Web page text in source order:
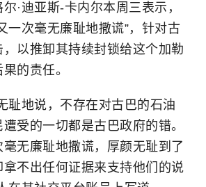
·迪亚斯-卡内尔本周三表示，
一次毫无廉耻地撒谎”，针对古
，以推卸其持续封锁给这个加勒
的责任。
耻地说，不存在对古巴的石油
受的一切都是古巴政府的错。
无廉耻地撒谎，厚颜无耻到了
不出任何证据来支持他们的说